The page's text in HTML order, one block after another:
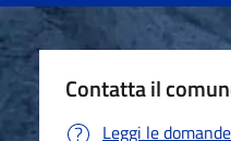
Contatta il
Leggi le